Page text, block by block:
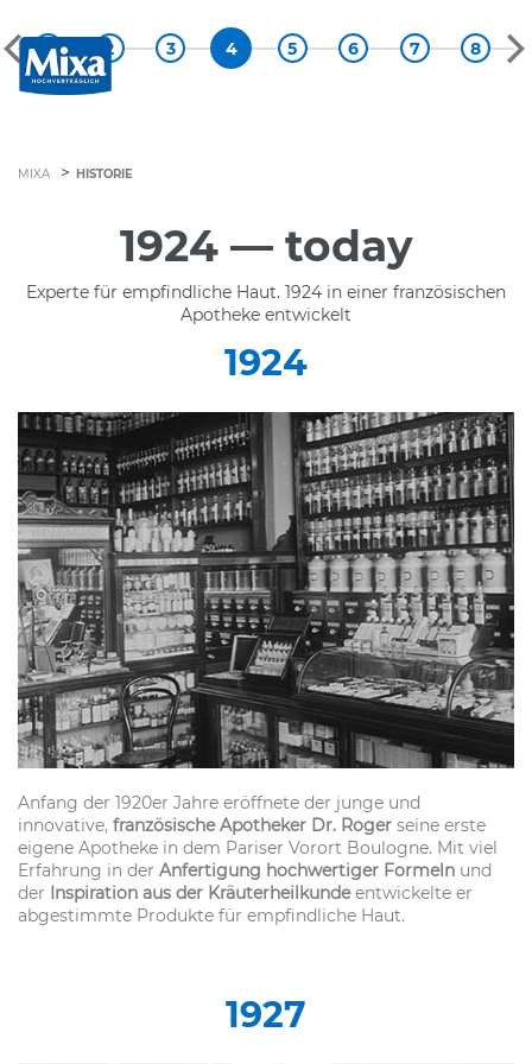
MIXA > HISTORIE
1924 — today
Experte für empfindliche Haut. 1924 in einer französischen
Apotheke entwickelt
previous slide
1924
Anfang der 1920er Jahre eröffnete der junge und
innovative, französische Apotheker Dr. Roger seine erste
eigene Apotheke in dem Pariser Vorort Boulogne. Mit viel
Erfahrung in der Anfertigung hochwertiger Formeln und
der Inspiration aus der Kräuterheilkundeentwickelte er
abgestimmte Produkte für empfindliche Haut.
1927